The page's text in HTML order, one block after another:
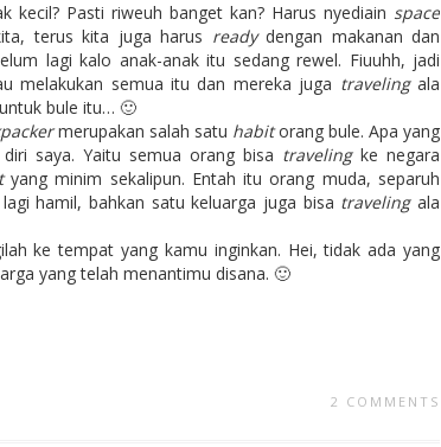
kecil? Pasti riweuh banget kan? Harus nyediain space
terus kita juga harus readydengan makanan dan
lagi kalo anak-anak itu sedang rewel. Fiuuhh, jadi
melakukan semua itu dan mereka juga travelingala
bule itu… 🙂
merupakan salah satu habitorang bule. Apa yang
saya. Yaitu semua orang bisa travelingke negara
yang minim sekalipun. Entah itu orang muda, separuh
hamil, bahkan satu keluarga juga bisa travelingala
ke tempat yang kamu inginkan. Hei, tidak ada yang
yang telah menantimu disana. 🙂
2 COMMENTS